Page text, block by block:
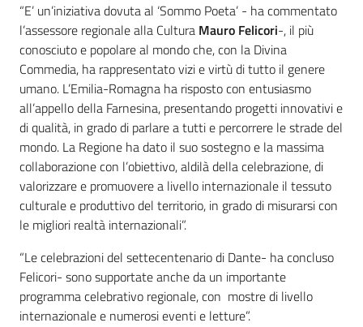
“E’ un’iniziativa dovuta al ‘Sommo Poeta’ - ha commentato
l’assessore regionale alla Cultura Mauro Felicori-, il più
conosciuto e popolare al mondo che, con la Divina
Commedia, ha rappresentato vizi e virtù di tutto il genere
umano. L’Emilia-Romagna ha risposto con entusiasmo
all’appello della Farnesina, presentando progetti innovativi e
di qualità, in grado di parlare a tutti e percorrere le strade del
mondo. La Regione ha dato il suo sostegno e la massima
collaborazione con l’obiettivo, aldilà della celebrazione, di
valorizzare e promuovere a livello internazionale il tessuto
culturale e produttivo del territorio, in grado di misurarsi con
le migliori realtà internazionali”.
“Le celebrazioni del settecentenario di Dante- ha concluso
Felicori- sono supportate anche da un importante
programma celebrativo regionale, con mostre di livello
internazionale e numerosi eventi e letture”.